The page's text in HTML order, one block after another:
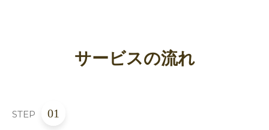
サービスの流れ
STEP 01